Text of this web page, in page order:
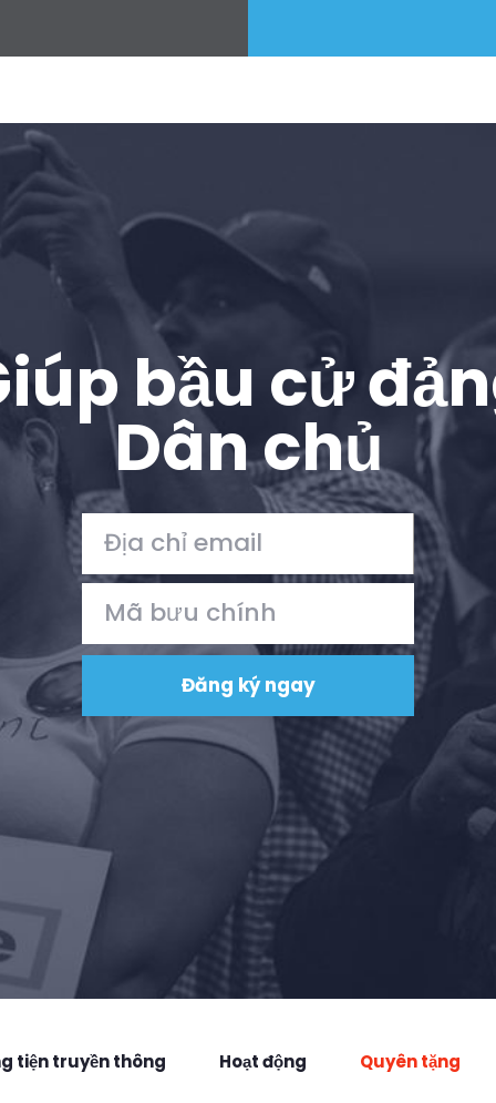
Shop
Take Back the Courts
Làm việc với chúng tôi
Vote
Quyên tặng
bầu cử
Dân chủ
tiện truyền thông Hoạt động Quyên tặng